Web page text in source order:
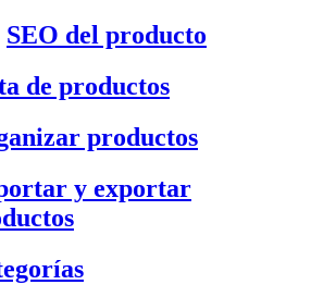
SEO del producto
de productos
productos
y exportar